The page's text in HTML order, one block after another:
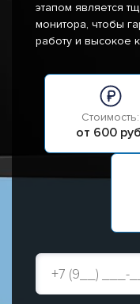
этапом является
монитора, чтобы
работу и высокое
Стоимость:
от 600